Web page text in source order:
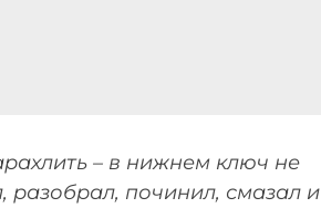
– в нижнем ключ не
разобрал, починил, смазал и